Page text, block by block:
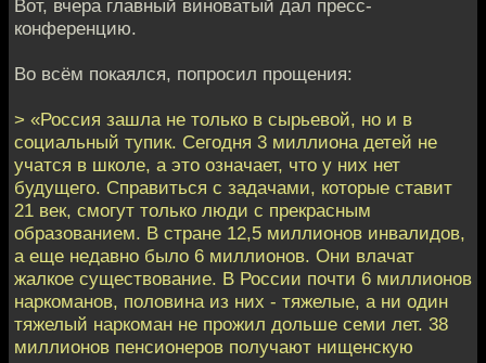
Вот, вчера главный виноватый дал пресс-
конференцию.
Во всём покаялся, попросил прощения:
> «Россия зашла не только в сырьевой, но и в
социальный тупик. Сегодня 3 миллиона детей не
учатся в школе, а это означает, что у них нет
будущего. Справиться с задачами, которые ставит
21 век, смогут только люди с прекрасным
образованием. В стране 12,5 миллионов инвалидов,
а еще недавно было 6 миллионов. Они влачат
жалкое существование. В России почти 6 миллионов
наркоманов, половина из них - тяжелые, а ни один
тяжелый наркоман не прожил дольше семи лет. 38
миллионов пенсионеров получают нищенскую